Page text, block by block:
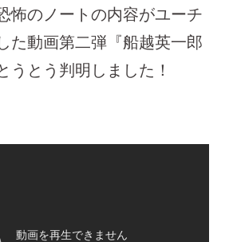
怖のノートの内容がユーチ
た動画第二弾『船越英一郎
うとう判明しました！